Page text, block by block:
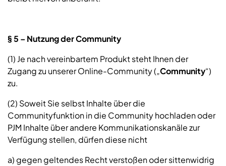
§ 5 – Nutzung der Community
(1) Je nach vereinbartem Produkt steht Ihnen der
Zugang zu unserer Online-Community („Community“)
zu.
(2) Soweit Sie selbst Inhalte über die
Communityfunktion in die Community hochladen oder
PJM Inhalte über andere Kommunikationskanäle zur
Verfügung stellen, dürfen diese nicht
a) gegen geltendes Recht verstoßen oder sittenwidrig